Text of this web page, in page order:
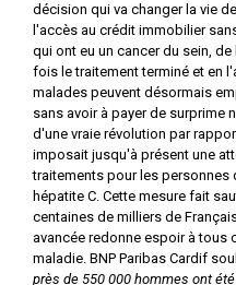
décision qui va changer la vie
l'accès au crédit immobilier
qui ont eu un cancer du sein,
fois le traitement terminé et en
malades peuvent désormais
sans avoir à payer de surprime
d'une vraie révolution par
imposait jusqu'à présent une
traitements pour les personnes
hépatite C. Cette mesure fait
centaines de milliers de
avancée redonne espoir à tous
maladie. BNP Paribas Cardif
près de 550 000 hommes ont